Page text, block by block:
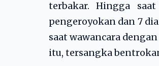
terbakar. Hingga
pengeroyokan dan 7
saat wawancara
itu, tersangka